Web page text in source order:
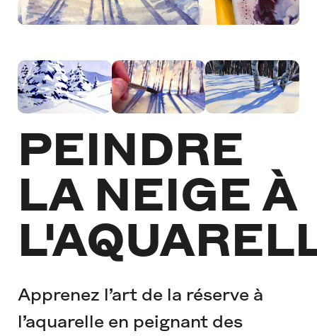
PEINDRE
LA NEIGE À
Apprenez l’art de la réserve à
l’aquarelle en peignant des